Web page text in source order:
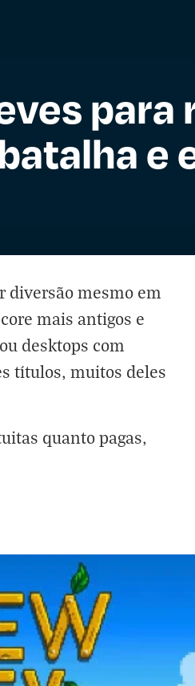
para
e
diversão mesmo em
mais antigos e
desktops com
títulos, muitos deles
quanto pagas,